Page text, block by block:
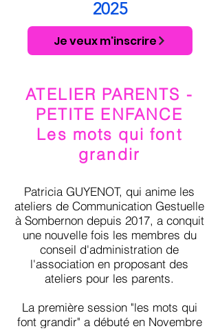
2025
Je veux m'inscrire
ATELIER PARENTS -
PETITE ENFANCE
Les mots qui font
grandir
Patricia GUYENOT, qui anime les
ateliers de Communication Gestuelle
à Sombernon depuis 2017, a conquit
une nouvelle fois les membres du
conseil d'administration de
l'association en proposant des
ateliers pour les parents.
La première session "les mots qui
font grandir" a débuté en Novembre